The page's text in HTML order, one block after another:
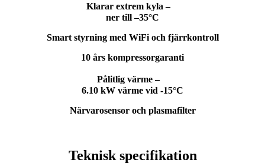
Klarar extrem kyla –
ner till –35°C
Smart styrning med WiFi och fjärrkontroll
10 års kompressorgaranti
Pålitlig värme –
6.10 kW värme vid -15°C
Närvarosensor och plasmafilter
Teknisk specifikation